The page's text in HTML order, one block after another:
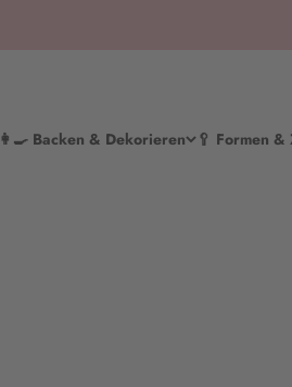
👩‍🍳 Backen & Dekorieren 🥄 Formen